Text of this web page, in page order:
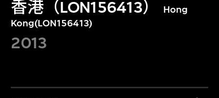
香港（LON156413）
Hong
Kong(LON156413)
2013